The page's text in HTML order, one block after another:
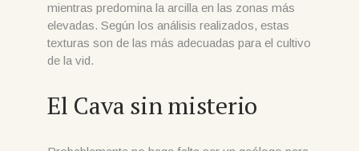
mientras predomina la arcilla en las zonas más
elevadas. Según los análisis realizados, estas
texturas son de las más adecuadas para el cultivo
de la vid.
El Cava sin misterio